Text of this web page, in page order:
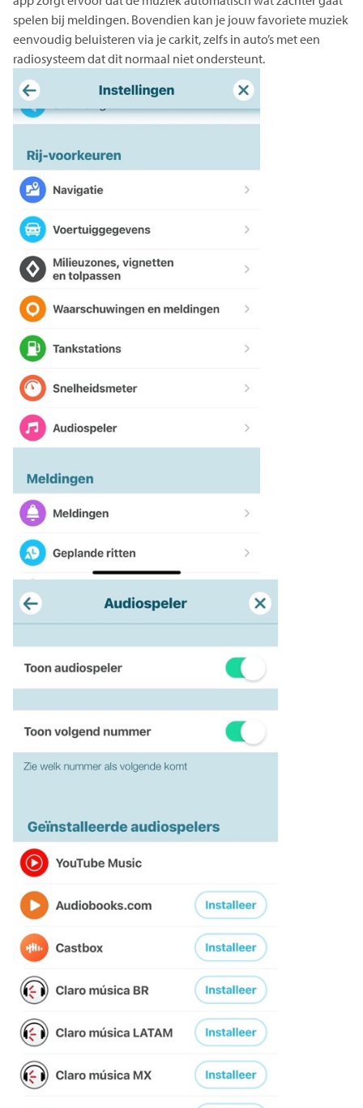
spelen bij meldingen. Bovendien kan je jouw favoriete muziek
eenvoudig beluisteren via je carkit, zelfs in auto’s met een
radiosysteem dat dit normaal niet ondersteunt.